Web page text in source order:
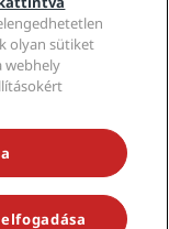
olyan sütiket
webhely